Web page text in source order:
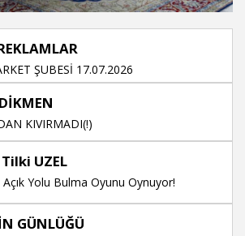
ŞUBESİ 17.07.2026
KIVIRMADI(!)
UZEL
Yolu Bulma Oyunu Oynuyor!
GÜNLÜĞÜ